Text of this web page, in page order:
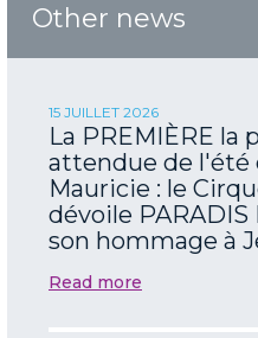
Other news
15 JUILLET 2026
La PREMIÈRE la
attendue de l'été
Mauricie : le
dévoile PARADIS
son hommage à
Read more